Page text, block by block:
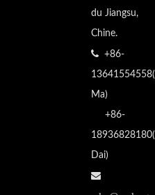
du Jiangsu,
Chine.
 +86-
Ma)
+86-
Dai)
